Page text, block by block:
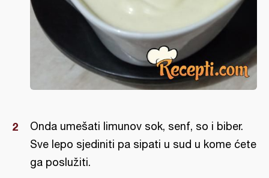
Onda umešati limunov sok, senf, so i biber.
Sve lepo sjediniti pa sipati u sud u kome ćete
ga poslužiti.